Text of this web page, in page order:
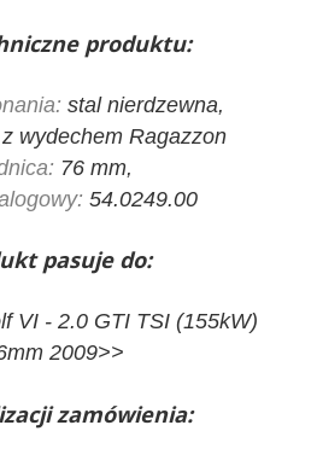
produktu:
stal nierdzewna,
wydechem Ragazzon
76 mm,
54.0249.00
pasuje do:
VI - 2.0 GTI TSI (155kW)
2009>>
zamówienia: